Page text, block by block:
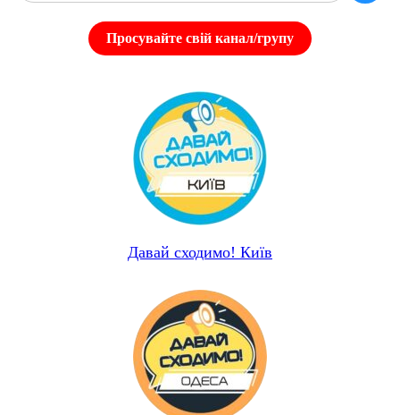
Просувайте свій канал/групу
Давай сходимо! Київ